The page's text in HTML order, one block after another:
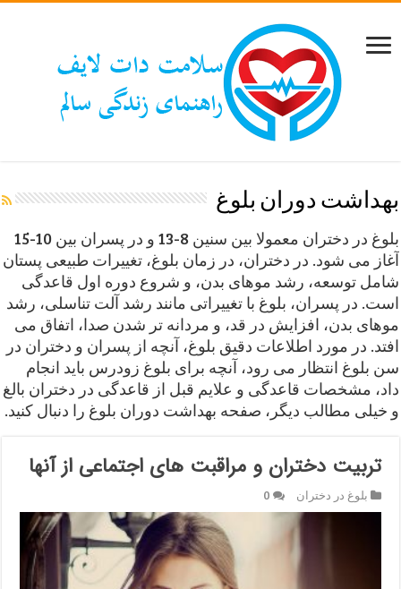
بهداشت دوران بلوغ
بلوغ در دختران معمولا بین سنین 8-13 و در پسران بین 10-15
آغاز می شود. در دختران، در زمان بلوغ، تغییرات طبیعی پستان
شامل توسعه، رشد موهای بدن، و شروع دوره اول قاعدگی
است. در پسران، بلوغ با تغییراتی مانند رشد آلت تناسلی، رشد
موهای بدن، افزایش در قد، و مردانه تر شدن صدا، اتفاق می
افتد. در مورد اطلاعات دقیق بلوغ، آنچه از پسران و دختران در
سن بلوغ انتظار می رود، آنچه برای بلوغ زودرس باید انجام
داد، مشخصات قاعدگی و علایم قبل از قاعدگی در دختران بالغ
و خیلی مطالب دیگر، صفحه بهداشت دوران بلوغ را دنبال کنید.
تربیت دختران و مراقبت های اجتماعی از آنها
بلوغ در دختران 0